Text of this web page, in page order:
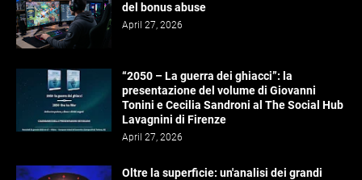
del bonus abuse
April 27, 2026
“2050 – La guerra dei ghiacci”: la
presentazione del volume di Giovanni
Tonini e Cecilia Sandroni al The Social Hub
Lavagnini di Firenze
April 27, 2026
Oltre la superficie: un'analisi dei grandi